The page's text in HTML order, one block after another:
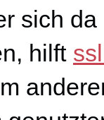
sich
hilft